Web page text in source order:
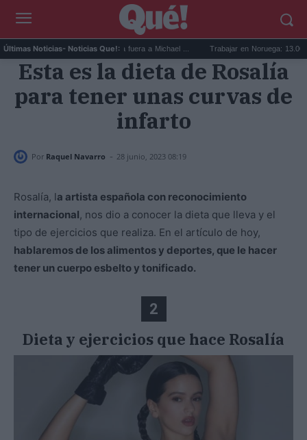
Últimas Noticias- Noticias Que!:
Booker mejor quinteto: deja fuera a Michael ... Trabajar en Noruega: 13.000
Esta es la dieta de Rosalía
para tener unas curvas de
infarto
Por Raquel Navarro - 28 junio, 2023 08:19
Rosalía, la artista española con reconocimiento
internacional, nos dio a conocer la dieta que lleva y el
tipo de ejercicios que realiza. En el artículo de hoy,
hablaremos de los alimentos y deportes, que le hacer
tener un cuerpo esbelto y tonificado.
2
Dieta y ejercicios que hace Rosalía